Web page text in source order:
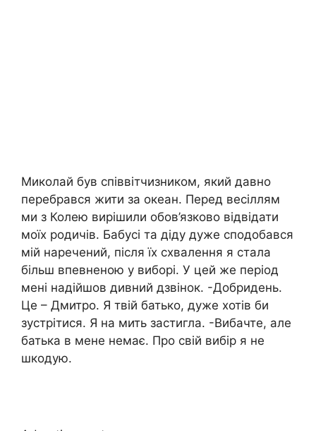
Миколай був співвітчизником, який давно
перебрався жити за океан. Перед весіллям
ми з Колею вирішили обов’язково відвідати
моїх родичів. Бабусі та діду дуже сподобався
мій наречений, після їх схвалення я стала
більш впевненою у виборі. У цей же період
мені надійшов дивний дзвінок. -Добридень.
Це – Дмитро. Я твій батько, дуже хотів би
зустрітися. Я на мить застигла. -Вибачте, але
батька в мене немає. Про свій вибір я не
шкодую.